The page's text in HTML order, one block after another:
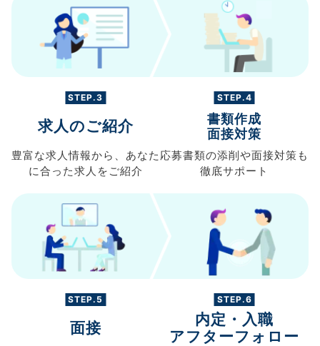
STEP.3
求人のご紹介
豊富な求人情報から、 あなた
に合った求人を ご紹介
STEP.4
書類作成
面接対策
応募書類の添削や面接対策も
徹底サポート
STEP.5
面接
STEP.6
内定・入職
アフターフォロー